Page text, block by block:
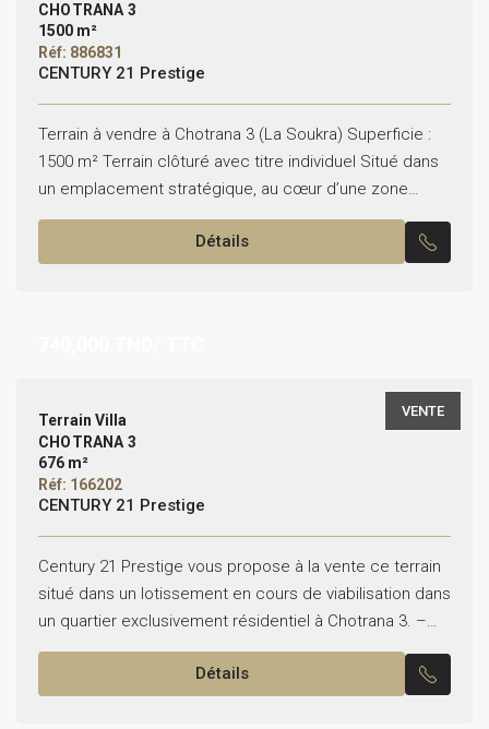
CHOTRANA 3
1500 m²
Réf: 886831
CENTURY 21 Prestige
Terrain à vendre à Chotrana 3 (La Soukra) Superficie :
1500 m² Terrain clôturé avec titre individuel Situé dans
un emplacement stratégique, au cœur d’une zone
résidentielle très prisée. Pour plus d’informations,...
Détails
VENTE
Terrain Villa
CHOTRANA 3
676 m²
Réf: 166202
CENTURY 21 Prestige
Century 21 Prestige vous propose à la vente ce terrain
situé dans un lotissement en cours de viabilisation dans
un quartier exclusivement résidentiel à Chotrana 3. –
Titre de propriété individuel –...
Détails